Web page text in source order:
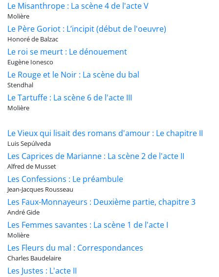
Le Misanthrope : La scène 4 de l'acte V
Molière
Le Père Goriot : L’incipit (début de l'oeuvre)
Honoré de Balzac
Le roi se meurt : Le dénouement
Eugène Ionesco
Le Rouge et le Noir : La scène du bal
Stendhal
Le Tartuffe : La scène 6 de l'acte III
Molière
Le Vieux qui lisait des romans d'amour : Le chapitre II
Luis Sepúlveda
Les Caprices de Marianne : La scène 2 de l'acte II
Alfred de Musset
Les Confessions : Le préambule
Jean-Jacques Rousseau
Les Faux-Monnayeurs : Deuxième partie, chapitre 3
André Gide
Les Femmes savantes : La scène 1 de l'acte I
Molière
Les Fleurs du mal : Correspondances
Charles Baudelaire
Les Justes : L'acte II